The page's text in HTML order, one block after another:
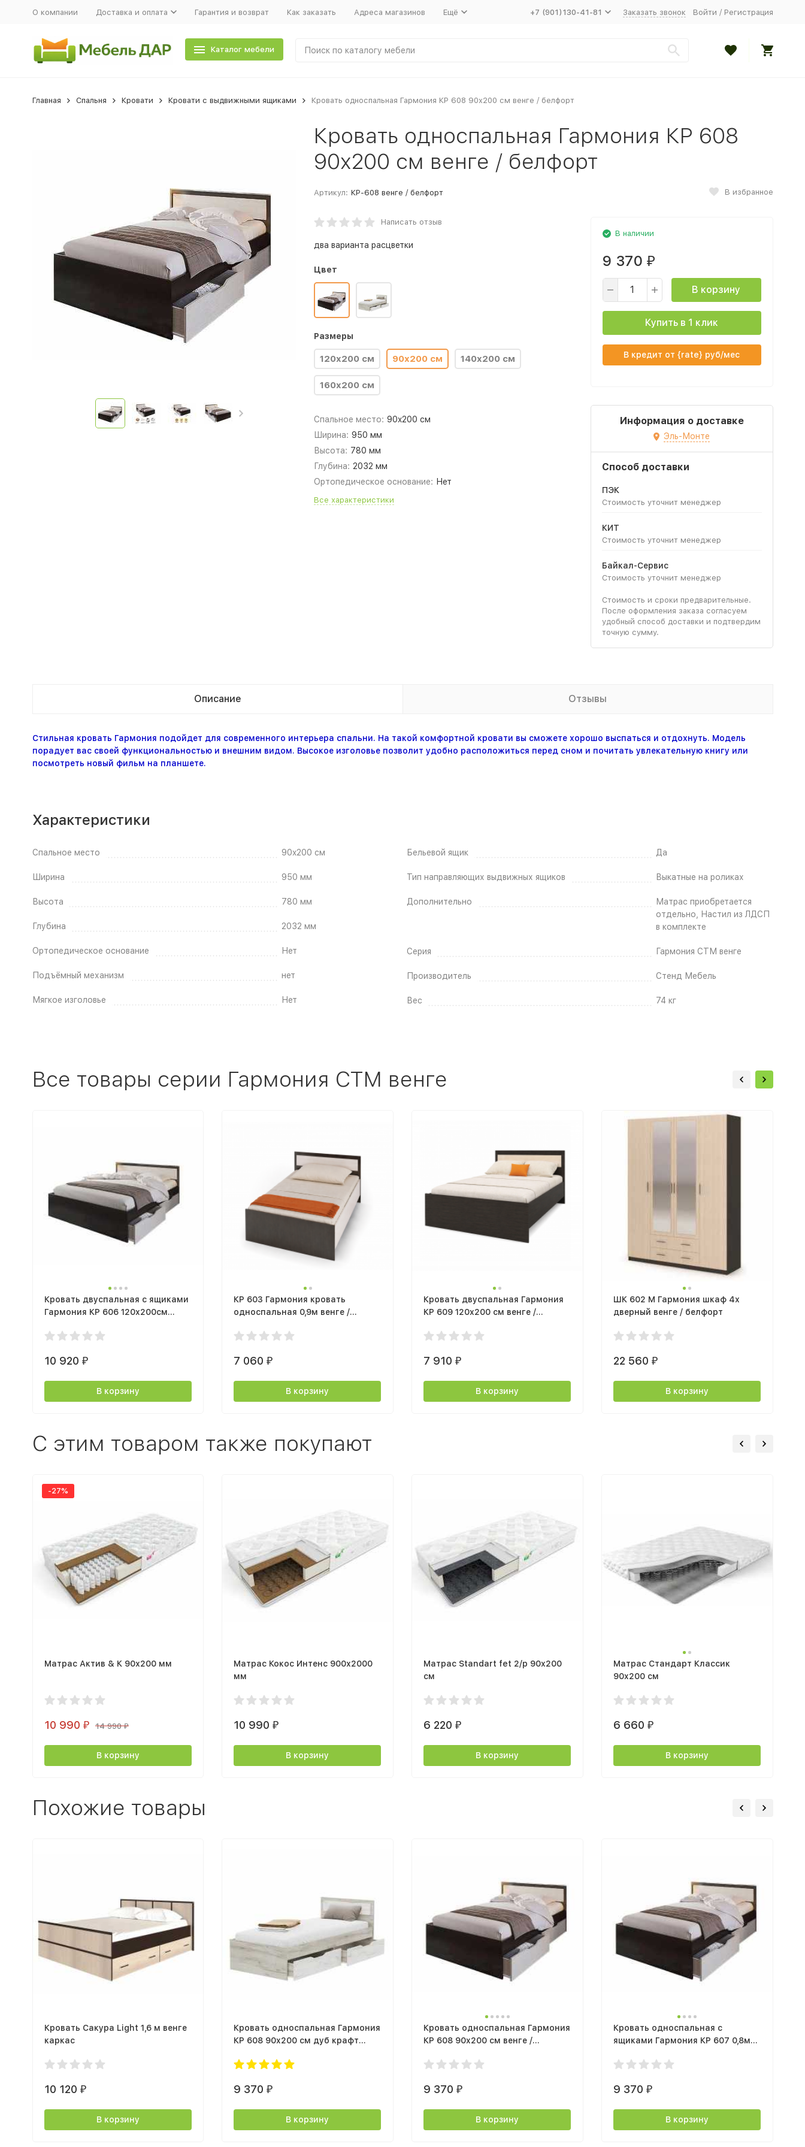
О компании Доставка и оплата Гарантия и возврат Как заказать Адреса магазинов Ещё +7 (901)130-41-81 Заказать звонок Войти / Регистрация
Каталог мебели
Главная Спальня Кровати Кровати с выдвижными ящиками Кровать односпальная Гармония КР 608 90x200 см венге / белфорт
Кровать односпальная Гармония КР 608
90x200 см венге / белфорт
Артикул: КР-608 венге / белфорт В избранное
Написать отзыв
два варианта расцветки
Цвет
Размеры
120x200 см 90x200 см 140x200 см
160x200 см
Спальное место: 90x200 см
Ширина: 950 мм
Высота: 780 мм
Глубина: 2032 мм
Ортопедическое основание: Нет
Все характеристики
В наличии
9 370 ₽
В корзину
Купить в 1 клик
В кредит от {rate} руб/мес
Информация о доставке
Эль-Монте
Способ доставки
ПЭК
Стоимость уточнит менеджер
КИТ
Стоимость уточнит менеджер
Байкал-Сервис
Стоимость уточнит менеджер
Стоимость и сроки предварительные.
После оформления заказа согласуем
удобный способ доставки и подтвердим
точную сумму.
Описание Отзывы
Стильная кровать Гармония подойдет для современного интерьера спальни. На такой комфортной кровати вы сможете хорошо выспаться и отдохнуть. Модель
порадует вас своей функциональностью и внешним видом. Высокое изголовье позволит удобно расположиться перед сном и почитать увлекательную книгу или
посмотреть новый фильм на планшете.
Характеристики
Спальное место 90x200 см
Ширина 950 мм
Высота 780 мм
Глубина 2032 мм
Ортопедическое основание Нет
Подъёмный механизм нет
Мягкое изголовье Нет
Бельевой ящик Да
Тип направляющих выдвижных ящиков Выкатные на роликах
Дополнительно
Матрас приобретается
отдельно, Настил из ЛДСП
в комплекте
Серия Гармония СТМ венге
Производитель Стенд Мебель
Вес 74 кг
Все товары серии Гармония СТМ венге
Кровать двуспальная с ящиками
Гармония КР 606 120x200см
10 920 ₽
В корзину
КР 603 Гармония кровать
односпальная 0,9м венге /
7 060₽
В корзину
Кровать двуспальная Гармония
КР 609 120x200 см венге /
7 910 ₽
В корзину
ШК 602 М Гармония шкаф 4х
дверный венге / белфорт
22 560 ₽
В корзину
C этим товаром также покупают
-27%
Матрас Актив & К 90х200 мм
10 990 ₽ 14 990₽
В корзину
Матрас Кокос Интенс 900х2000
мм
10 990₽
В корзину
Матрас Standart fet 2/р 90х200
см
6 220 ₽
В корзину
Матрас Стандарт Классик
90x200 см
6 660 ₽
В корзину
Похожие товары
Кровать Сакура Light 1,6 м венге
каркас
10 120 ₽
В корзину
Кровать односпальная Гармония
КР 608 90x200 см дуб крафт
9 370₽
В корзину
Кровать односпальная Гармония
КР 608 90x200 см венге /
9 370 ₽
В корзину
Кровать односпальная с
ящиками Гармония КР 607 0,8м
9 370 ₽
В корзину